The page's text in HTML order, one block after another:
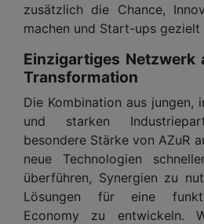
zusätzlich die Chance,
machen und Start-ups
Einzigartiges Netzwerk
Transformation
Die Kombination aus jungen,
und starken
besondere Stärke von AZuR
neue Technologien
überführen, Synergien zu
Lösungen für eine
Economy zu entwickeln.